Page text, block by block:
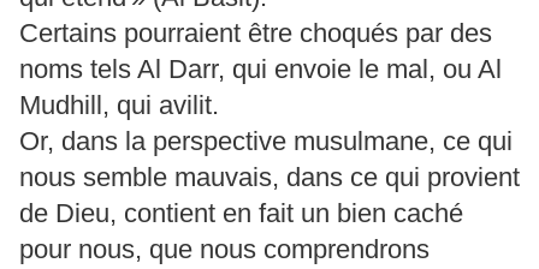
Certains pourraient être choqués par des
noms tels Al Darr, qui envoie le mal, ou Al
Mudhill, qui avilit.
Or, dans la perspective musulmane, ce qui
nous semble mauvais, dans ce qui provient
de Dieu, contient en fait un bien caché
pour nous, que nous comprendrons